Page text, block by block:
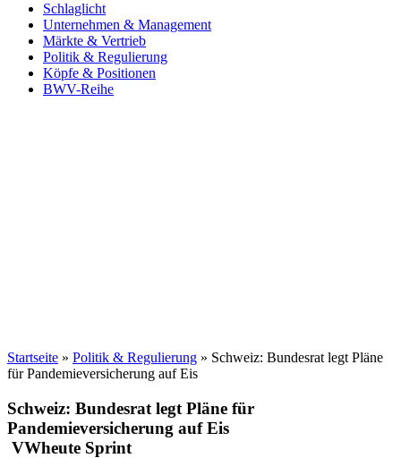
Schlaglicht
Unternehmen & Management
Märkte & Vertrieb
Politik & Regulierung
Köpfe & Positionen
BWV-Reihe
Startseite » Politik & Regulierung » Schweiz: Bundesrat legt Pläne
für Pandemieversicherung auf Eis
Schweiz: Bundesrat legt Pläne für
Pandemieversicherung auf Eis
VWheute Sprint